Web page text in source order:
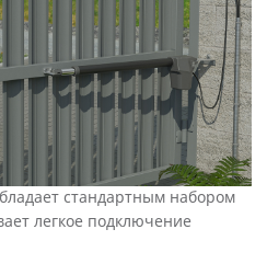
стандартным набором
легкое подключение